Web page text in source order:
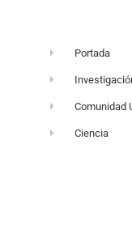
Portada
Comunidad
Ciencia